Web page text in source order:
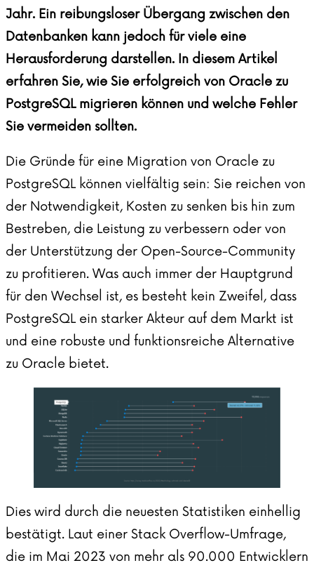
Jahr. Ein reibungsloser Übergang zwischen den
Datenbanken kann jedoch für viele eine
Herausforderung darstellen. In diesem Artikel
erfahren Sie, wie Sie erfolgreich von Oracle zu
PostgreSQL migrieren können und welche Fehler
Sie vermeiden sollten.
Die Gründe für eine Migration von Oracle zu
PostgreSQL können vielfältig sein: Sie reichen von
der Notwendigkeit, Kosten zu senken bis hin zum
Bestreben, die Leistung zu verbessern oder von
der Unterstützung der Open-Source-Community
zu profitieren. Was auch immer der Hauptgrund
für den Wechsel ist, es besteht kein Zweifel, dass
PostgreSQL ein starker Akteur auf dem Markt ist
und eine robuste und funktionsreiche Alternative
zu Oracle bietet.
Dies wird durch die neuesten Statistiken einhellig
bestätigt. Laut einer Stack Overflow-Umfrage,
die im Mai 2023 von mehr als 90.000 Entwicklern